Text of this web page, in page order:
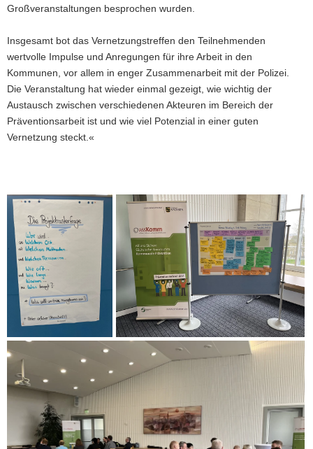
Großveranstaltungen besprochen wurden.
Insgesamt bot das Vernetzungstreffen den Teilnehmenden
wertvolle Impulse und Anregungen für ihre Arbeit in den
Kommunen, vor allem in enger Zusammenarbeit mit der Polizei.
Die Veranstaltung hat wieder einmal gezeigt, wie wichtig der
Austausch zwischen verschiedenen Akteuren im Bereich der
Präventionsarbeit ist und wie viel Potenzial in einer guten
Vernetzung steckt.«